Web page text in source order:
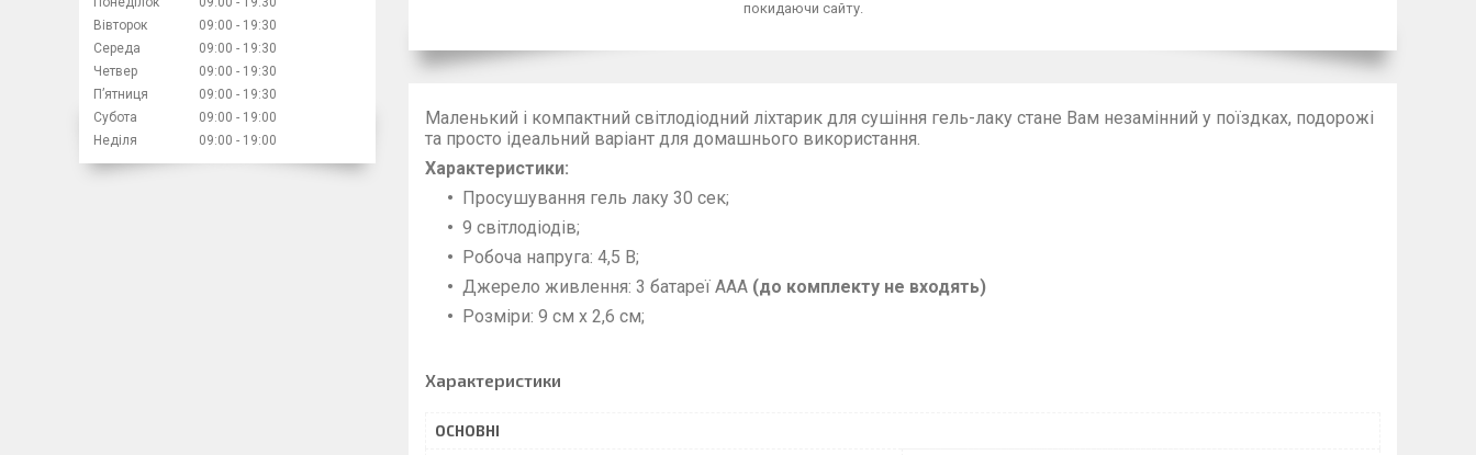
покидаючи сайту.
Маленький і компактний світлодіодний ліхтарик для сушіння гель-лаку стане Вам незамінний у поїздках, подорожі
та просто ідеальний варіант для домашнього використання.
Характеристики:
Просушування гель лаку 30 сек;
9 світлодіодів;
Робоча напруга: 4,5 В;
Джерело живлення: 3 батареї AAA (до комплекту не входять)
Розміри: 9 см х 2,6 см;
Характеристики
ОСНОВНІ
Вівторок
09:00
19:30
Середа
09:00
19:30
Четвер
09:00
19:30
Пʼятниця
09:00
19:30
Субота
09:00
19:00
Неділя
09:00 19:00